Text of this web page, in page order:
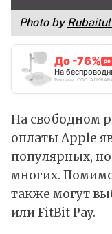
Photo by
До -76% до
На
Реклама. ООО
На свободном
оплаты Apple
популярных,
многих.
также могут
или FitBit Pay.